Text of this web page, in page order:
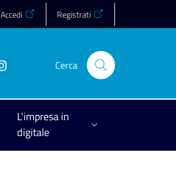
Accedi Registrati
Cerca
L'impresa in
digitale